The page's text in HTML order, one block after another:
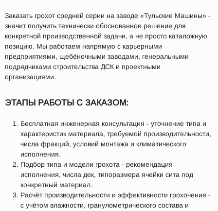
Заказать грохот средней серии на заводе «Тульские Машины» -
значит получить технически обоснованное решение для
конкретной производственной задачи, а не просто каталожную
позицию. Мы работаем напрямую с карьерными
предприятиями, щебёночными заводами, генеральными
подрядчиками строительства ДСК и проектными
организациями.
ЭТАПЫ РАБОТЫ С ЗАКАЗОМ:
Бесплатная инженерная консультация - уточнение типа и
характеристик материала, требуемой производительности,
числа фракций, условий монтажа и климатического
исполнения.
Подбор типа и модели грохота - рекомендация
исполнения, числа дек, типоразмера ячейки сита под
конкретный материал.
Расчёт производительности и эффективности грохочения -
с учётом влажности, гранулометрического состава и